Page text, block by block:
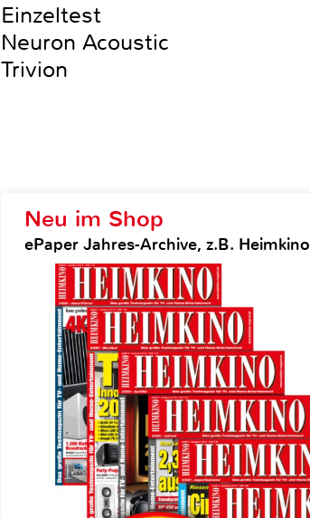
Neu im Shop
ePaper Jahres-Archive, z.B. Heimkino
Einzeltest
Neuron Acoustic
Trivion